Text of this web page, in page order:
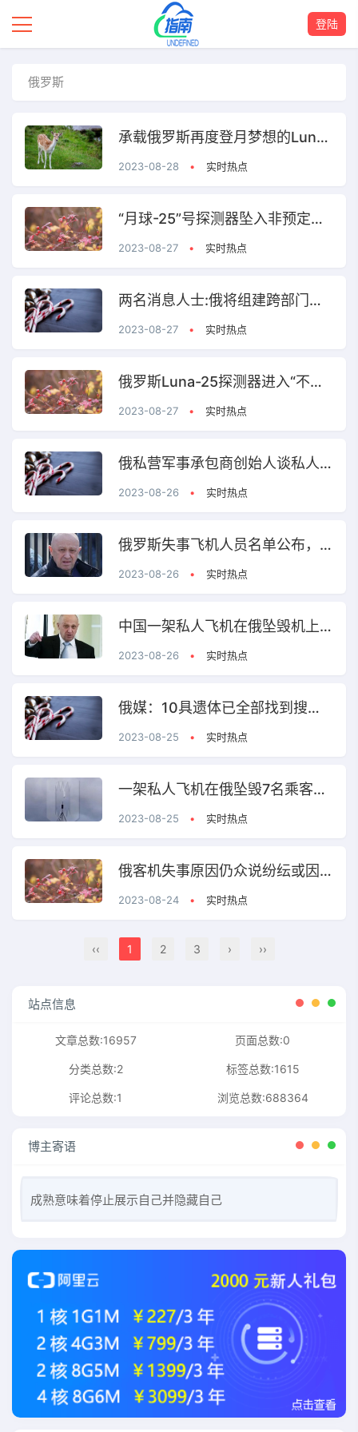
登陆
俄罗斯
承载俄罗斯再度登月梦想的Luna25号飞船在月球坠毁
2023-08-28 • 实时热点
“月球-25”号探测器坠入非预定轨道最后撞向月球表面
2023-08-27 • 实时热点
两名消息人士:俄将组建跨部门委员会调查探测器
2023-08-27 • 实时热点
俄罗斯Luna-25探测器进入“不完整的月球轨道”
2023-08-27 • 实时热点
俄私营军事承包商创始人谈私人飞机被炸毁原因
2023-08-26 • 实时热点
俄罗斯失事飞机人员名单公布，10名乘客遗体全部找到
2023-08-26 • 实时热点
中国一架私人飞机在俄坠毁机上人员全部遇难
2023-08-26 • 实时热点
俄媒：10具遗体已全部找到搜寻行动结束
2023-08-25 • 实时热点
一架私人飞机在俄坠毁7名乘客和3名机组人员无一生还
2023-08-25 • 实时热点
俄客机失事原因仍众说纷纭或因撞击地面解体
2023-08-24 • 实时热点
‹‹ 1 2 3 › ››
站点信息
文章总数:16957 页面总数:0
分类总数:2 标签总数:1615
评论总数:1 浏览总数:688364
博主寄语
成熟意味着停止展示自己并隐藏自己